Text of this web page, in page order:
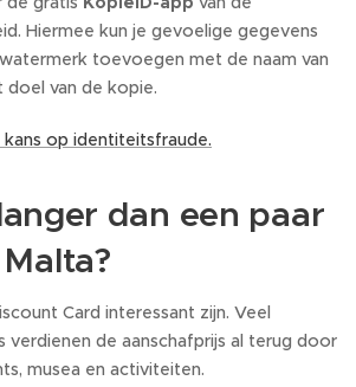
Hiermee kun je gevoelige gegevens
toevoegen met de naam van
van de kopie.
op identiteitsfraude.
dan een paar
Card interessant zijn. Veel
verdienen de aanschafprijs al terug door
musea en activiteiten.